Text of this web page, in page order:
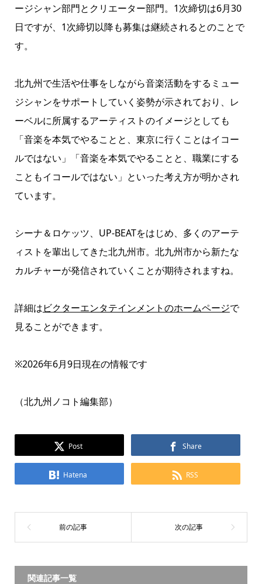
ージシャン部門とクリエーター部門。1次締切は6月30
日ですが、1次締切以降も募集は継続されるとのことで
す。
北九州で生活や仕事をしながら音楽活動をするミュー
ジシャンをサポートしていく姿勢が示されており、レ
ーベルに所属するアーティストのイメージとしても
「音楽を本気でやることと、東京に行くことはイコー
ルではない」「音楽を本気でやることと、職業にする
こともイコールではない」といった考え方が明かされ
ています。
シーナ＆ロケッツ、UP-BEATをはじめ、多くのアーテ
ィストを輩出してきた北九州市。北九州市から新たな
カルチャーが発信されていくことが期待されますね。
詳細はビクターエンタテインメントのホームページで
見ることができます。
※2026年6月9日現在の情報です
（北九州ノコト編集部）
Post Share
Hatena RSS
関連記事一覧